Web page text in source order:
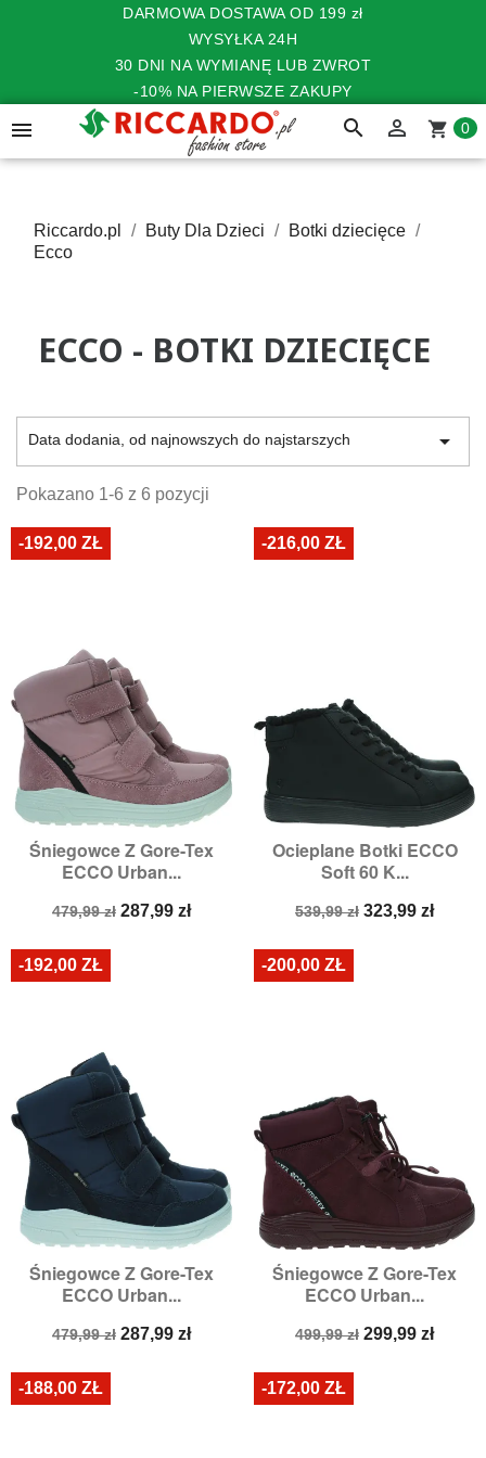
DARMOWA DOSTAWA OD 199 zł
WYSYŁKA 24H
30 DNI NA WYMIANĘ LUB ZWROT
-10% NA PIERWSZE ZAKUPY
 search  shopping_cart 0
Riccardo.pl Buty Dla Dzieci
Botki dziecięce
Ecco
ECCO - BOTKI DZIECIĘCE
Data dodania, od najnowszych do najstarszych 
Pokazano 1-6 z 6 pozycji
Śniegowce Z Gore-Tex
ECCO Urban...
Cena
479,99 zł Cena
287,99 zł
-192,00 ZŁ
Ocieplane Botki ECCO
Soft 60 K...
Cena
539,99 zł Cena
323,99 zł
-216,00 ZŁ
Śniegowce Z Gore-Tex
ECCO Urban...
Cena
479,99 zł Cena
287,99 zł
-192,00 ZŁ
Śniegowce Z Gore-Tex
ECCO Urban...
Cena
499,99 zł Cena
299,99 zł
-200,00 ZŁ
-188,00 ZŁ -172,00 ZŁ